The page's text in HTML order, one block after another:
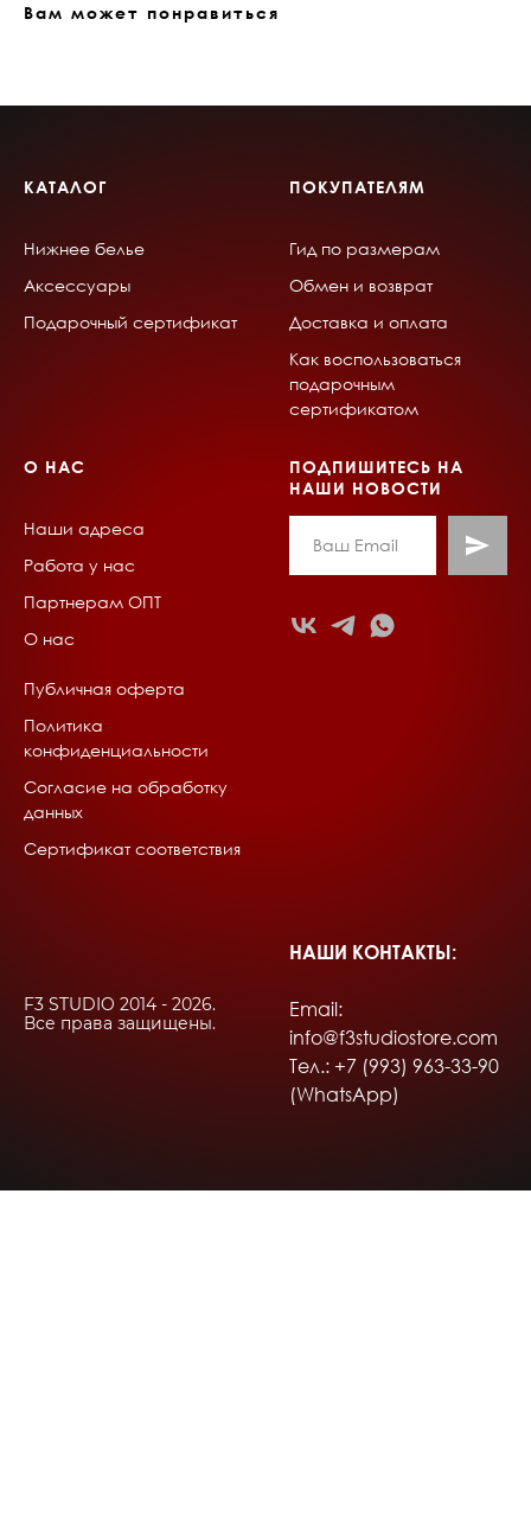
Вам может понравиться
КАТАЛОГ
Нижнее белье
Аксессуары
Подарочный сертификат
ПОКУПАТЕЛЯМ
Гид по размерам
Обмен и возврат
Доставка и оплата
Как воспользоваться
подарочным
сертификатом
О НАС
Наши адреса
Работа у нас
Партнерам ОПТ
О нас
Публичная оферта
Политика
конфиденциальности
Согласие на обработку
данных
Сертификат соответствия
ПОДПИШИТЕСЬ НА
НАШИ НОВОСТИ
F3 STUDIO 2014 - 2026.
Все права защищены.
НАШИ КОНТАКТЫ:
Email:
info@f3studiostore.com
Тел.: +7 (993) 963-33-90
(WhatsApp)